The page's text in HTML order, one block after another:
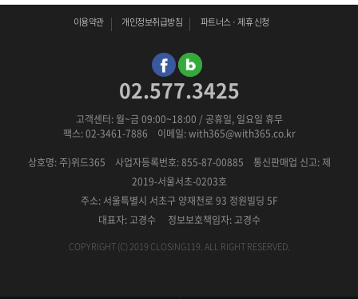
이용약관 개인정보취급방침 파트너스 · 제휴 신청
02.577.3425
고객센터: 월~금 09:00~18:00 / 공휴일, 일요일 휴무
팩스: 02-3461-7886 이메일: with365@with365.co.kr
상호명: 주)위드365
사업자등록번호: 855-87-00885
통신판매업 신고: 제
2019-서울서초-0203호
주소: 서울특별시 서초구 양재천로 93 정원빌딩 5F
대표자: 고경수 정보보호책임자: 고경수
COPYRIGHT (C) 2019 CLOSING119. ALL RIGHT RESERVED.